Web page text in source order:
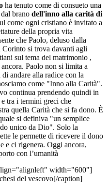
ha tenuto come di consueto una
brano dell'inno alla carità di
come ogni cristiano è invitato a
della propria vita
che Paolo, deluso dalla
Corinto si trova davanti agli
sul tema del matrimonio ,
Paolo non si limita a
andare alla radice con la
come "Inno alla Carità".
continua prendendo quindi in
tra i termini greci che
quella Carità che si fa dono. È
si definiva "un semplice
unico da Dio". Solo la
le permette di ricevere il dono
e ci rigenera. Oggi ancora,
con l’umanità
width="600"]
del vescovo[/caption]